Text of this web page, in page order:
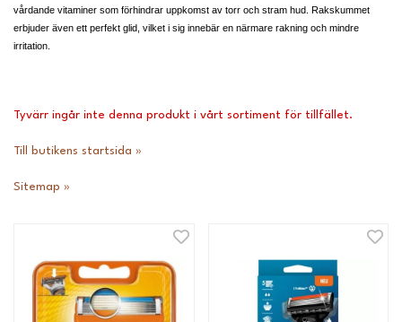
vårdande vitaminer som förhindrar uppkomst av torr och stram hud. Rakskummet
erbjuder även ett perfekt glid, vilket i sig innebär en närmare rakning och mindre
irritation.
Tyvärr ingår inte denna produkt i vårt sortiment för tillfället.
Till butikens startsida »
Sitemap »